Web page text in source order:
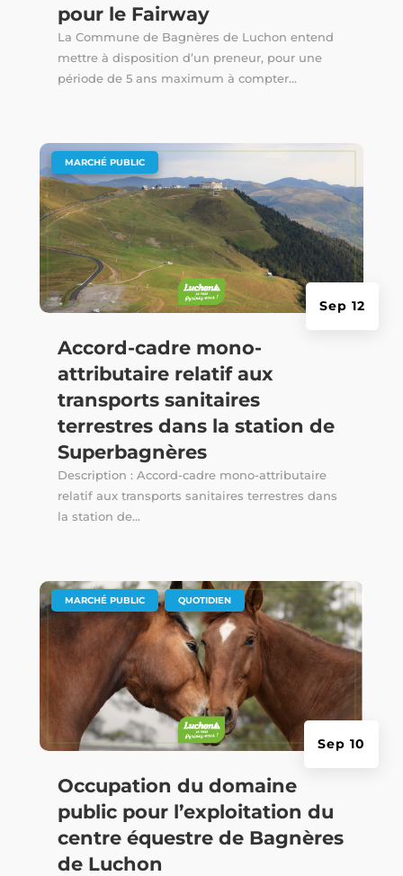
pour le Fairway
La Commune de Bagnères de Luchon entend
mettre à disposition d’un preneur, pour une
période de 5 ans maximum à compter...
Accord-cadre mono-
attributaire relatif aux
transports sanitaires
terrestres dans la station de
Superbagnères
Sep 12
MARCHÉ PUBLIC
Description : Accord-cadre mono-attributaire
relatif aux transports sanitaires terrestres dans
la station de...
Occupation du domaine
public pour l’exploitation du
centre équestre de Bagnères
de Luchon
Sep 10
MARCHÉ PUBLIC QUOTIDIEN